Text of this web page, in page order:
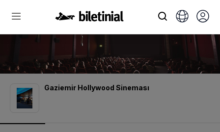
Gaziemir Hollywood Sineması